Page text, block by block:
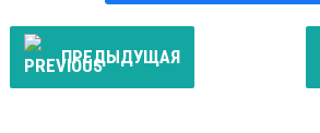
ПРЕДЫДУЩАЯ